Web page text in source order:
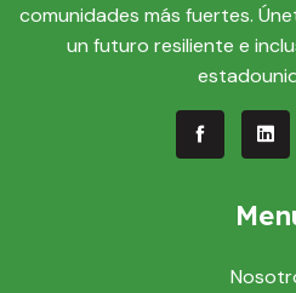
comunidades más fuertes.
un futuro resiliente e